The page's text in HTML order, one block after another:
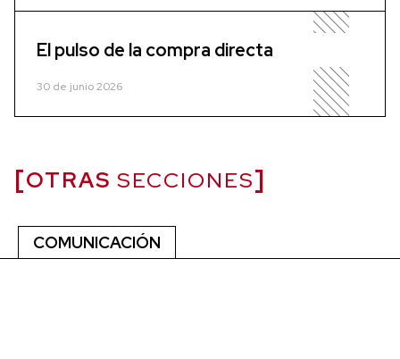
El pulso de la compra directa
30 de junio 2026
OTRAS SECCIONES
COMUNICACIÓN